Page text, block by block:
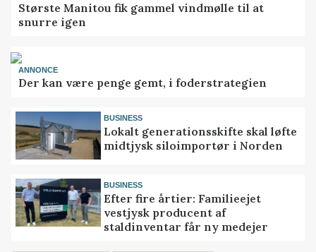
Største Manitou fik gammel vindmølle til at
snurre igen
ANNONCE
Der kan være penge gemt, i foderstrategien
BUSINESS
Lokalt generationsskifte skal løfte
midtjysk siloimportør i Norden
BUSINESS
Efter fire årtier: Familieejet
vestjysk producent af
staldinventar får ny medejer